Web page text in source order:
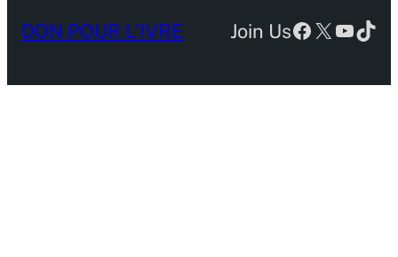
DON POUR L’IVRE Join UsFacebook
X